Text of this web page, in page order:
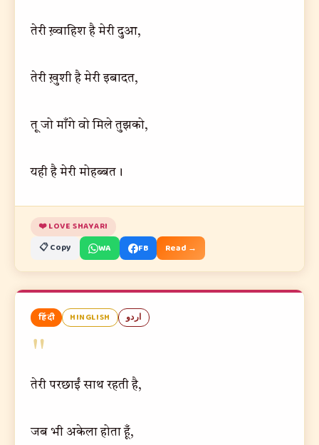
तेरी ख़्वाहिश है मेरी दुआ,
तेरी ख़ुशी है मेरी इबादत,
तू जो माँगे वो मिले तुझको,
यही है मेरी मोहब्बत।
❤️ LOVE SHAYARI
📋 Copy WA FB Read →
हिंदी HINGLISH اردو
"
तेरी परछाईं साथ रहती है,
जब भी अकेला होता हूँ,